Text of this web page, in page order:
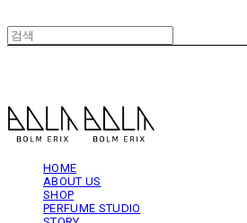
HOME
ABOUT US
SHOP
PERFUME STUDIO